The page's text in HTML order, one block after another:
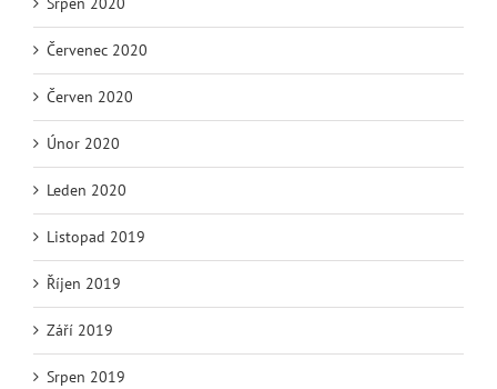
Červenec 2020
Červen 2020
Únor 2020
Leden 2020
Listopad 2019
Říjen 2019
Září 2019
Srpen 2019